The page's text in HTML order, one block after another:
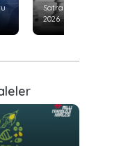
Satranç Ağustos
2026